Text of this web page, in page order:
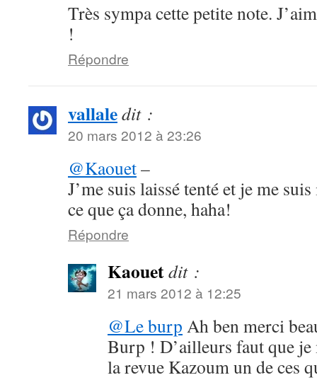
Très sympa cette petite note.
!
Répondre
vallaledit :
20 mars 2012 à 23:26
@Kaouet–
J’me suis laissé tenté et je me
ce que ça donne, haha!
Répondre
Kaouetdit :
21 mars 2012 à 12:25
@Le burp Ah ben merci
Burp ! D’ailleurs faut que je
la revue Kazoum un de ces